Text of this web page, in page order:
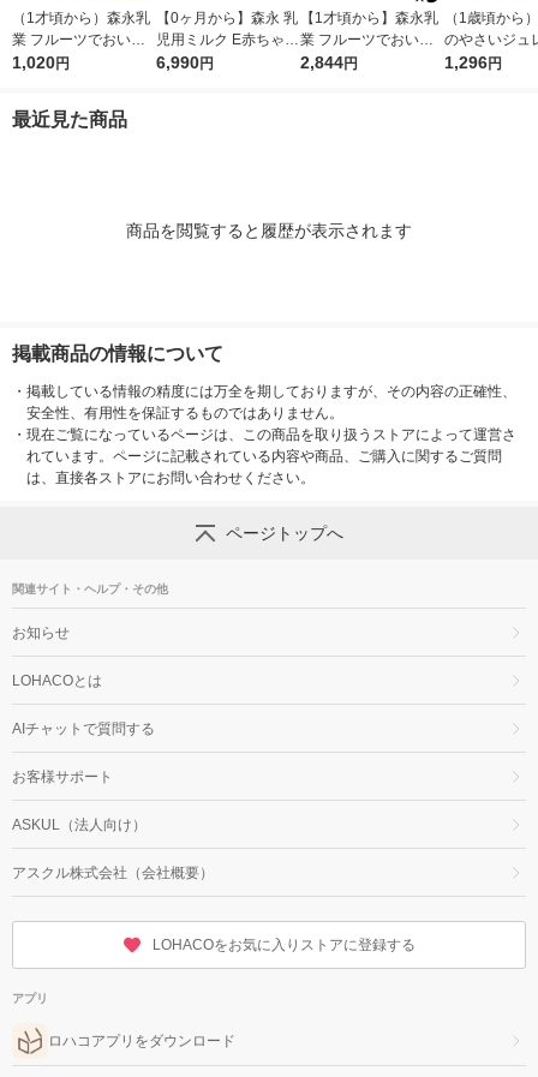
（1才頃から）森永乳
業 フルーツでおいし
いやさいジュレ 70g×
料
1,020円
【0ヶ月から】森永 乳
児用ミルク E赤ちゃん
エコらくパックつめか
6,990円
【1才頃から】森永乳
業 フルーツでおいし
いやさいジュレ 70g×
2,844円
（1歳頃から
のやさいジュ
袋 アソート品
1,296円
最近見た商品
商品を閲覧すると履歴が表示されます
掲載商品の情報について
・ 掲載している情報の精度には万全を期しておりますが、その内容の正確性、
安全性、有用性を保証するものではありません。
・ 現在ご覧になっているページは、この商品を取り扱うストアによって運営さ
れています。ページに記載されている内容や商品、ご購入に関するご質問
は、直接各ストアにお問い合わせください。
ページトップへ
関連サイト・ヘルプ・その他
お知らせ
LOHACOとは
AIチャットで質問する
お客様サポート
ASKUL（法人向け）
アスクル株式会社（会社概要）
LOHACOをお気に入りストアに登録する
アプリ
ロハコアプリをダウンロード